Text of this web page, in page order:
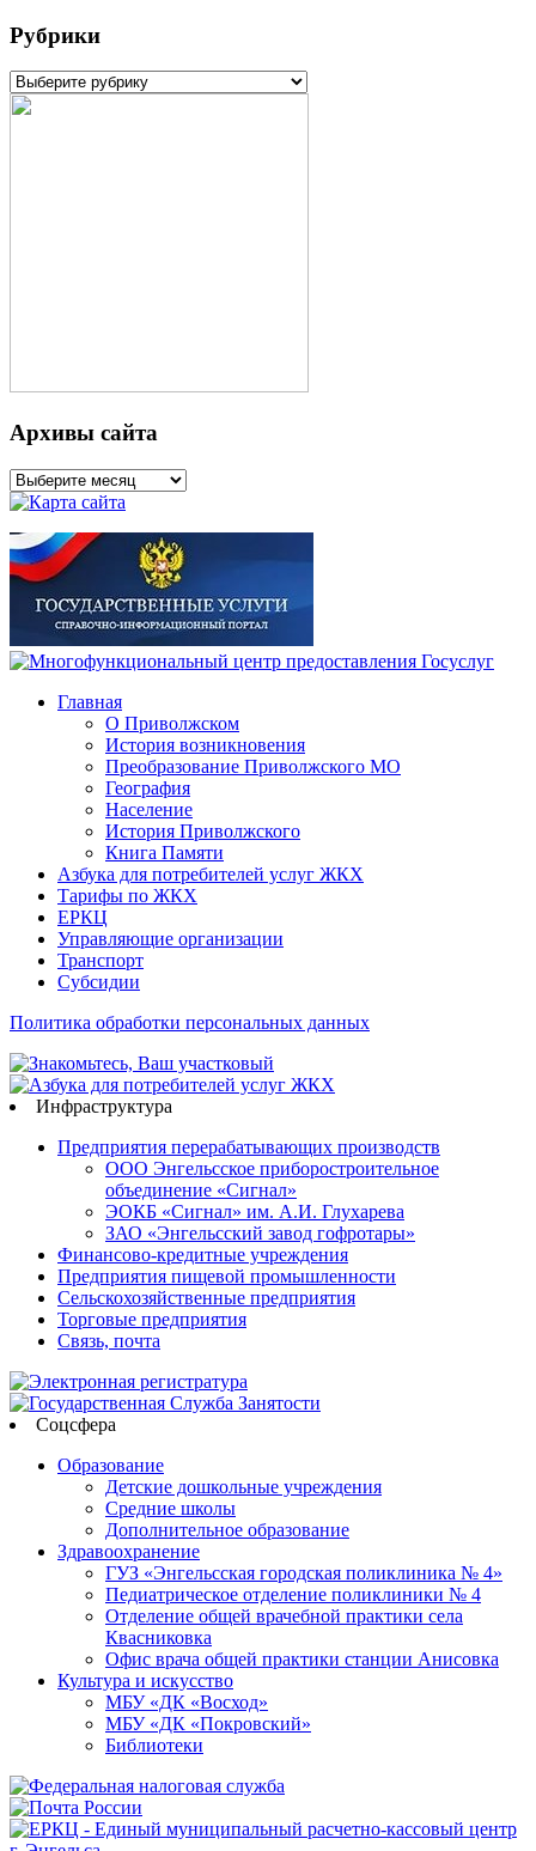
Рубрики
Рубрики
Архивы сайта
Архивы
сайта
Главная
О Приволжском
История возникновения
Преобразование Приволжского МО
География
Население
История Приволжского
Книга Памяти
Азбука для потребителей услуг ЖКХ
Тарифы по ЖКХ
ЕРКЦ
Управляющие организации
Транспорт
Субсидии
Политика обработки персональных данных
Инфраструктура
Предприятия перерабатывающих производств
ООО Энгельсское приборостроительное
объединение «Сигнал»
ЭОКБ «Сигнал» им. А.И. Глухарева
ЗАО «Энгельсский завод гофротары»
Финансово-кредитные учреждения
Предприятия пищевой промышленности
Сельскохозяйственные предприятия
Торговые предприятия
Связь, почта
Соцсфера
Образование
Детские дошкольные учреждения
Средние школы
Дополнительное образование
Здравоохранение
ГУЗ «Энгельсская городская поликлиника № 4»
Педиатрическое отделение поликлиники № 4
Отделение общей врачебной практики села
Квасниковка
Офис врача общей практики станции Анисовка
Культура и искусство
МБУ «ДК «Восход»
МБУ «ДК «Покровский»
Библиотеки